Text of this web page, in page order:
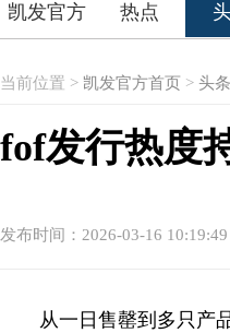
凯发官方 热点
当前位置 > 凯发官方首页 > 头条
fof发行热度
发布时间：2026-03-16 10:19:49
从一日售罄到多只产